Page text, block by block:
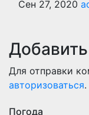
Сен 27, 2020
Для отправки
авторизоваться.
Погода